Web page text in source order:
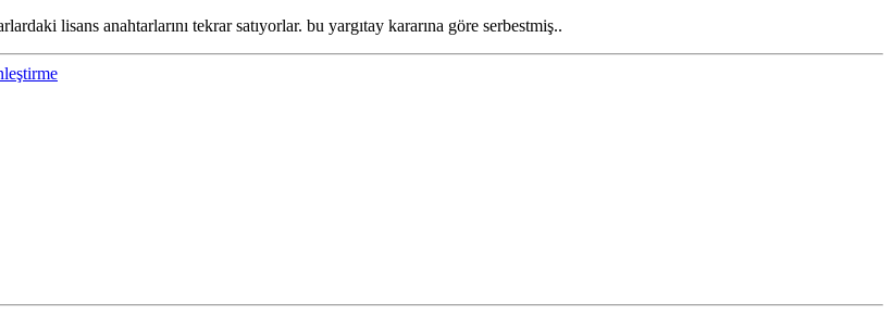
lisans anahtarlarını tekrar satıyorlar. bu yargıtay kararına göre serbestmiş..